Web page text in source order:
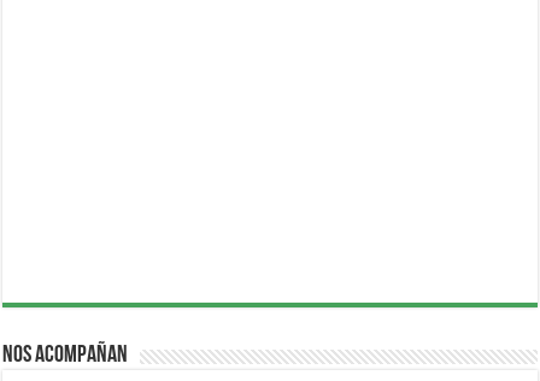
Nos acompañan